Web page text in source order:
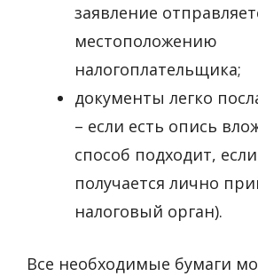
заявление
местоположению
налогоплательщика;
документы легко
– если есть опись
способ подходит,
получается лично
налоговый орган).
Все необходимые бумаги